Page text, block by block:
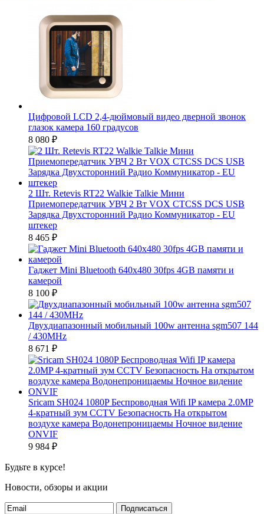
Цифровой LCD 2,4-дюймовый видео дверной звонок
глазок камера 160 градусов
8 080 ₽
2 Шт. Retevis RT22 Walkie Talkie Мини
Приемопередатчик УВЧ 2 Вт VOX CTCSS DCS USB
Зарядка Двухсторонний Радио Коммуникатор - EU
штекер
8 465 ₽
Гаджет Mini Bluetooth 640x480 30fps 4GB памяти и
камерой
8 100 ₽
Двухдиапазонный мобильный 100w антенна sgm507 144
/ 430MHz
8 671 ₽
Sricam SH024 1080P Беспроводная Wifi IP камера 2.0MP
4-кратный зум CCTV Безопасность На открытом
воздухе камера Водонепроницаемы Ночное видение
ONVIF
9 984 ₽
Будьте в курсе!
Новости, обзоры и акции
Подписаться